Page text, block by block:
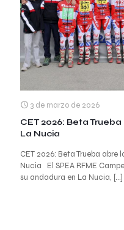
3 de marzo de 2026
CET 2026: Beta
La Nucia
CET 2026: Beta Trueba
Nucia El SPEA RFME
su andadura en La Nucia, […]